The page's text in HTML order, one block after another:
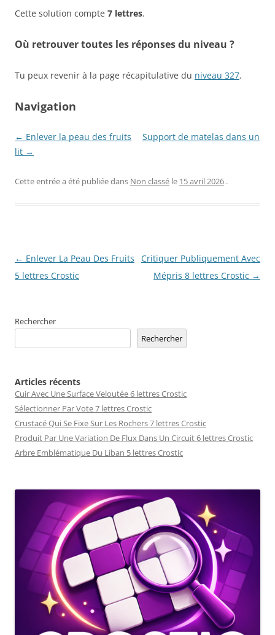
Cette solution compte 7 lettres.
Où retrouver toutes les réponses du niveau ?
Tu peux revenir à la page récapitulative du niveau 327.
Navigation
← Enlever la peau des fruits
Support de matelas dans un
lit →
Cette entrée a été publiée dans Non classé le 15 avril 2026 .
Navigation
des
← Enlever La Peau Des Fruits
5 lettres Crostic
Critiquer Publiquement Avec
Mépris 8 lettres Crostic →
Rechercher
Rechercher
Articles récents
Cuir Avec Une Surface Veloutée 6 lettres Crostic
Sélectionner Par Vote 7 lettres Crostic
Crustacé Qui Se Fixe Sur Les Rochers 7 lettres Crostic
Produit Par Une Variation De Flux Dans Un Circuit 6 lettres Crostic
Arbre Emblématique Du Liban 5 lettres Crostic